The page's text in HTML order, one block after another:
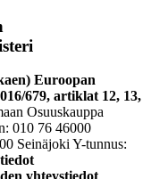
Euroopan
679, artiklat 12, 13,
Osuuskauppa
010 76 46000
Seinäjoki Y-tunnus: